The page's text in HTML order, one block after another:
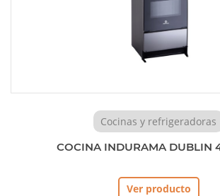
Cocinas y refrigeradoras
COCINA INDURAMA DUBLIN
Ver producto